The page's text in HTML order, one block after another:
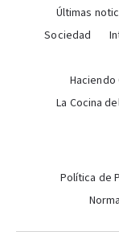
Últimas
Sociedad
Haciendo
La Cocina
Política de